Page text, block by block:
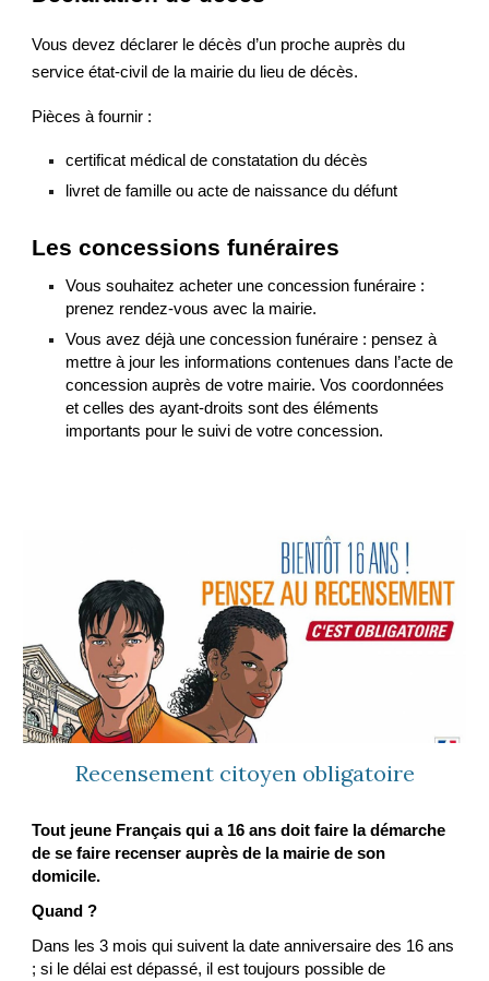
Vous devez déclarer le décès d’un proche auprès du
service état-civil de la mairie du lieu de décès.
Pièces à fournir :
certificat médical de constatation du décès
livret de famille ou acte de naissance du défunt
Les concessions funéraires
Vous souhaitez acheter une concession funéraire :
prenez rendez-vous avec la mairie.
Vous avez déjà une concession funéraire : pensez à
mettre à jour les informations contenues dans l’acte de
concession auprès de votre mairie. Vos coordonnées
et celles des ayant-droits sont des éléments
importants pour le suivi de votre concession.
Recensement citoyen obligatoire
Tout jeune Français qui a 16 ans doit faire la démarche
de se faire recenser auprès de la mairie de son
domicile.
Quand ?
Dans les 3 mois qui suivent la date anniversaire des 16 ans
; si le délai est dépassé, il est toujours possible de